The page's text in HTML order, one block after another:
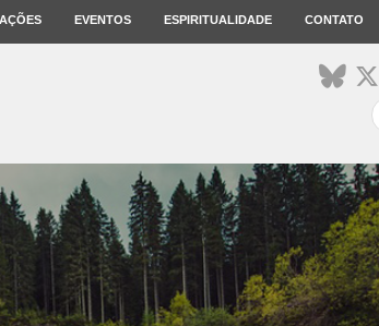
EVENTOS ESPIRITUALIDADE CONTATO